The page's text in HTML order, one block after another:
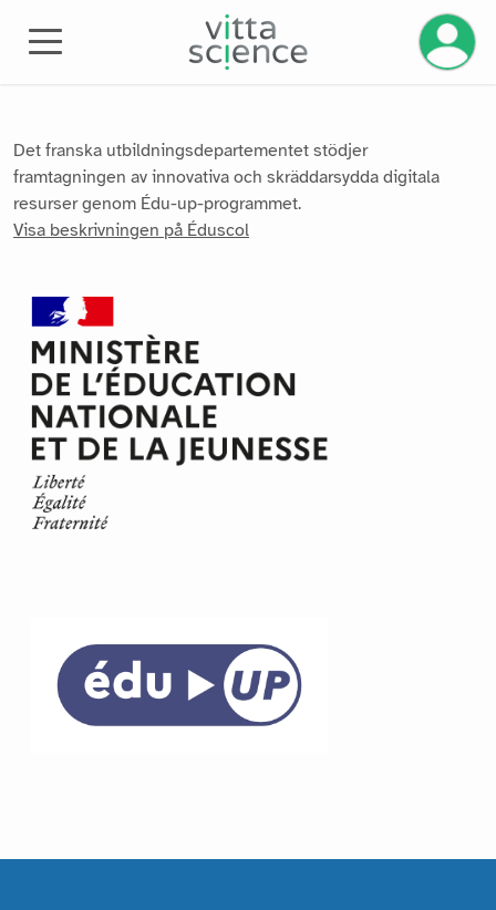
Det franska utbildningsdepartementet stödjer
framtagningen av innovativa och skräddarsydda digitala
resurser genom Édu-up-programmet.
Visa beskrivningen på Éduscol